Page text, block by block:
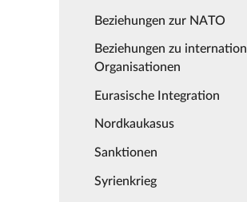
Beziehungen zur NATO
Beziehungen zu
Organisationen
Eurasische Integration
Nordkaukasus
Sanktionen
Syrienkrieg